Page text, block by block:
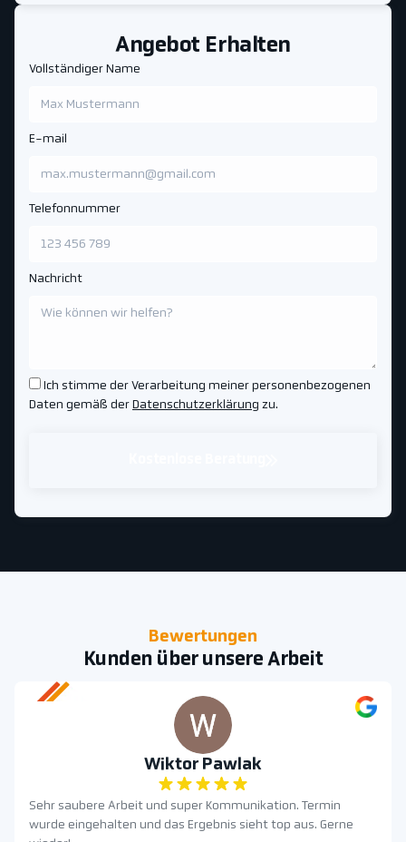
Angebot Erhalten
Vollständiger Name
E-mail
Telefonnummer
Nachricht
Ich stimme der Verarbeitung meiner personenbezogenen
Daten gemäß der Datenschutzerklärung zu.
Bewertungen
Kunden über unsere Arbeit
Wiktor Pawlak
Sehr saubere Arbeit und super Kommunikation. Termin
wurde eingehalten und das Ergebnis sieht top aus. Gerne